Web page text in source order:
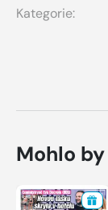
Kategorie:
Mohlo